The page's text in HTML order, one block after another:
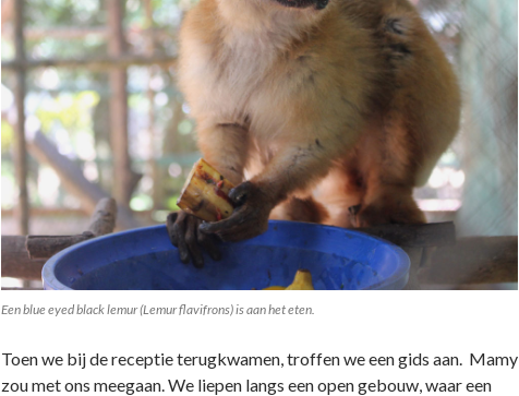
Een blue eyed black lemur (Lemur flavifrons) is aan het eten.
Toen we bij de receptie terugkwamen, troffen we een gids aan. Mamy
zou met ons meegaan. We liepen langs een open gebouw, waar een